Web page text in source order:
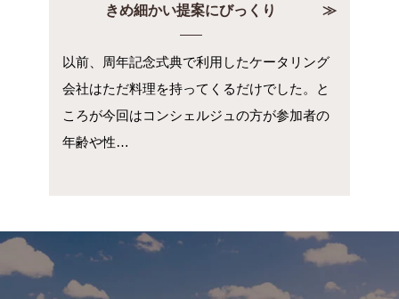
きめ細かい提案にびっくり
以前、周年記念式典で利用したケータリング
会社はただ料理を持ってくるだけでした。と
ころが今回はコンシェルジュの方が参加者の
年齢や性…